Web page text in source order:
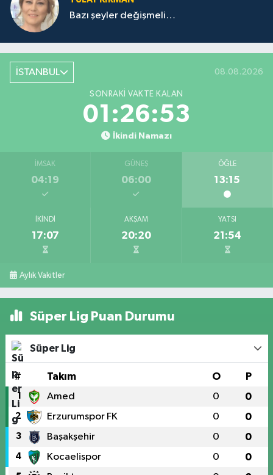
Bazı şeyler değişmeli…
İSTANBUL 08.08.2026
SONRAKI VAKTE KALAN
01:26:53
İkindi Namazı
İMSAK
04:19
GÜNEŞ
06:00
ÖĞLE
13:15
İKINDI
17:07
AKŞAM
20:20
YATSI
21:54
Aylık Vakitler
Süper Lig Puan Durumu
Süper Lig
# Takım O P
1 Amed 0 0
2 Erzurumspor FK 0 0
3 Başakşehir 0 0
4 Kocaelispor 0 0